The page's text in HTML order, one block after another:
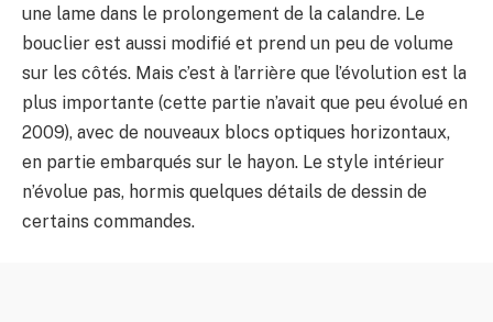
une lame dans le prolongement de la calandre. Le
bouclier est aussi modifié et prend un peu de volume
sur les côtés. Mais c’est à l’arrière que l’évolution est la
plus importante (cette partie n’avait que peu évolué en
2009), avec de nouveaux blocs optiques horizontaux,
en partie embarqués sur le hayon. Le style intérieur
n’évolue pas, hormis quelques détails de dessin de
certains commandes.